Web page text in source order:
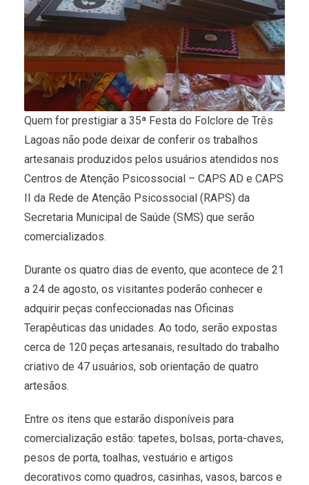
Quem for prestigiar a 35ª Festa do Folclore de Três
Lagoas não pode deixar de conferir os trabalhos
artesanais produzidos pelos usuários atendidos nos
Centros de Atenção Psicossocial – CAPS AD e CAPS
II da Rede de Atenção Psicossocial (RAPS) da
Secretaria Municipal de Saúde (SMS) que serão
comercializados.
Durante os quatro dias de evento, que acontece de 21
a 24 de agosto, os visitantes poderão conhecer e
adquirir peças confeccionadas nas Oficinas
Terapêuticas das unidades. Ao todo, serão expostas
cerca de 120 peças artesanais, resultado do trabalho
criativo de 47 usuários, sob orientação de quatro
artesãos.
Entre os itens que estarão disponíveis para
comercialização estão: tapetes, bolsas, porta-chaves,
pesos de porta, toalhas, vestuário e artigos
decorativos como quadros, casinhas, vasos, barcos e